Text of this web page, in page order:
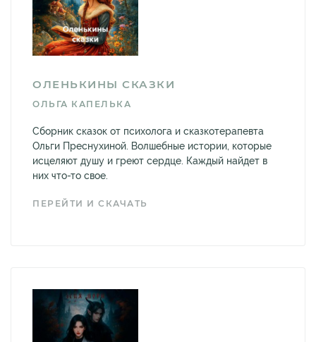
ОЛЕНЬКИНЫ СКАЗКИ
ОЛЬГА КАПЕЛЬКА
Сборник сказок от психолога и сказкотерапевта
Ольги Преснухиной. Волшебные истории, которые
исцеляют душу и греют сердце. Каждый найдет в
них что-то свое.
ПЕРЕЙТИ И СКАЧАТЬ